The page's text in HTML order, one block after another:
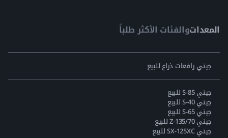
المعداتوالفئات الأكثر طلباً
جيني رافعات ذراع للبيع
جيني S-85 للبيع
جيني S-40 للبيع
جيني S-65 للبيع
جيني Z-135/70 للبيع
جيني SX-125XC للبيع